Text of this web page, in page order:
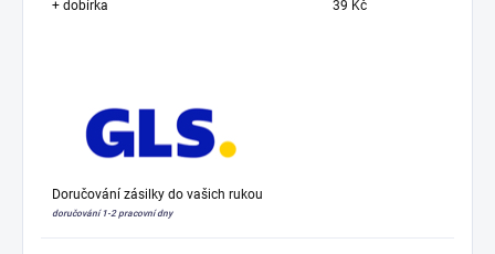
+ dobírka 39 Kč
Doručování zásilky do vašich rukou
doručování 1-2 pracovní dny